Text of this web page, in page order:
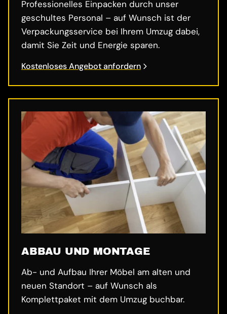
Professionelles Einpacken durch unser
geschultes Personal – auf Wunsch ist der
Verpackungsservice bei Ihrem Umzug dabei,
damit Sie Zeit und Energie sparen.
Kostenloses Angebot anfordern
ABBAU UND MONTAGE
Ab- und Aufbau Ihrer Möbel am alten und
neuen Standort – auf Wunsch als
Komplettpaket mit dem Umzug buchbar.